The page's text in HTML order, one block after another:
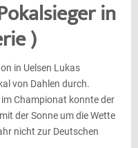
in
)
in Uelsen Lukas
von Dahlen durch.
Championat konnte der
der Sonne um die Wette
nicht zur Deutschen